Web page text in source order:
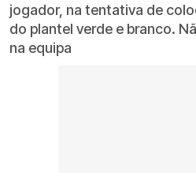
jogador, na tentativa de
do plantel verde e branco.
na equipa